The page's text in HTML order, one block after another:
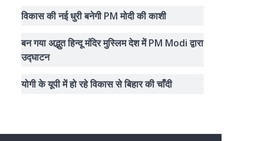
विकास की नई धुरी बनेगी PM मोदी की काशी
बन गया अद्भुत हिन्दू मंदिर मुस्लिम देश में PM Modi द्वारा
उद्घाटन
योगी के यूपी में हो रहे विकास से बिहार की चाँदी